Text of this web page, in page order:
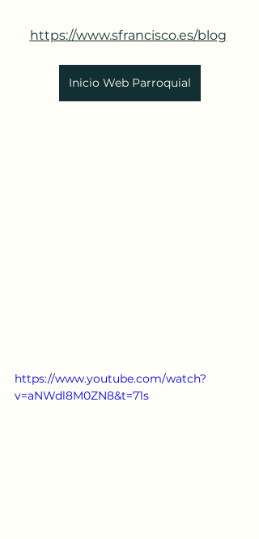
https://www.sfrancisco.es/blog
Inicio Web Parroquial
https://www.youtube.com/watch?
v=aNWdl8M0ZN8&t=71s